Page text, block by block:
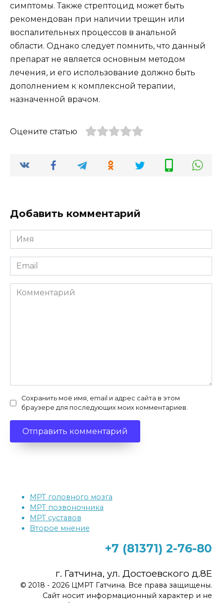
симптомы. Также стрептоцид может быть
рекомендован при наличии трещин или
воспалительных процессов в анальной
области. Однако следует помнить, что данный
препарат не является основным методом
лечения, и его использование должно быть
дополнением к комплексной терапии,
назначенной врачом.
Оцените статью
Добавить комментарий
Имя
*
Email
*
Комментарий
Сохранить моё имя, email и адрес сайта в этом
браузере для последующих моих комментариев.
МРТ головного мозга
МРТ позвоночника
МРТ суставов
Второе мнение
+7 (81371) 2-76-80
г. Гатчина, ул. Достоевского д.8Е
© 2018 - 2026 ЦМРТ Гатчина. Все права защищены.
Сайт носит информационный характер и не